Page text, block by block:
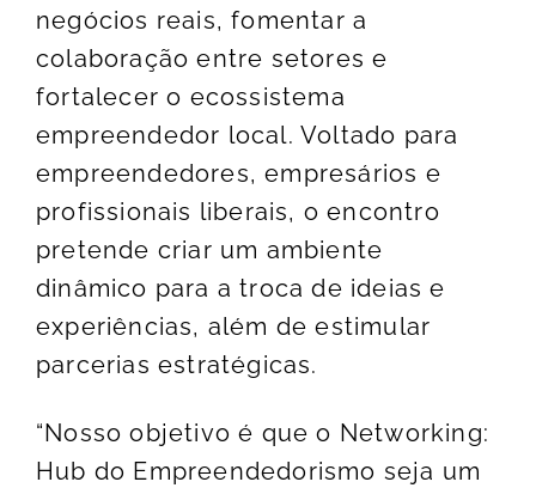
negócios reais, fomentar a
colaboração entre setores e
fortalecer o ecossistema
empreendedor local. Voltado para
empreendedores, empresários e
profissionais liberais, o encontro
pretende criar um ambiente
dinâmico para a troca de ideias e
experiências, além de estimular
parcerias estratégicas.
“Nosso objetivo é que o Networking:
Hub do Empreendedorismo seja um